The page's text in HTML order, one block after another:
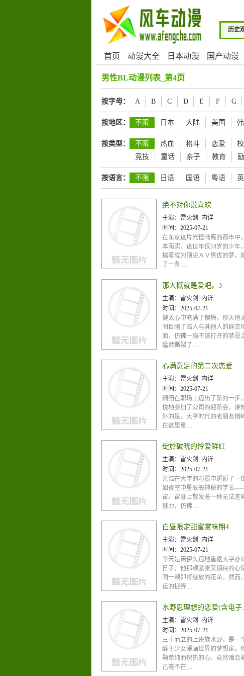
历史
首页 动漫大全 日本动漫 国产动漫
男性BL动漫列表_第4页
按字母： A B C D E F G
按地区： 不限 日本 大陆 美国
按类型： 不限 热血 格斗 恋爱
竞技
童话 亲子 教育
按语言： 不限 日语 国语 粤语
绝不对你说喜欢
主演： 雷火剑 内详
时间： 2025-07-21
在东京这片光怪陆离的都市中
本南实，这位年仅18岁的少年
揣着成为顶尖ＡＶ男优的梦，
了一条....
那大概就是爱吧。3
主演： 雷火剑 内详
时间： 2025-07-21
健太心中充满了懊悔，那天他
间目睹了浩人与其他人的群交
面，仿佛一扇不该打开的禁忌
猛然撕裂了....
心满意足的第二次恋爱
主演： 雷火剑 内详
时间： 2025-07-21
细田在职场上迈出了新的一步
悦地参加了公司的迎新会，谁
外的是，大学时代的老朋友楢
在这里重....
绽於破晓的怜爱鲜红
主演： 雷火剑 内详
时间： 2025-07-21
光浩在大学的喧嚣中邂逅了一
如夜空中星辰般神秘的学长
宙。宙身上散发着一种无法言
魅力，仿佛....
白昼限定甜蜜赏味期4
主演： 雷火剑 内详
时间： 2025-07-21
今天是诺伊久违地重返大学办
日子，他那颗紧张又期待的心
同一颗即将绽放的花朵，然而
运的捉弄....
水野
主演： 雷火剑 内详
时间： 2025-07-21
三十而立的上班族水野，是一
醉于少女漫画世界的梦想家。
颗单纯而炽热的心，竟然暗恋
己毫不在....